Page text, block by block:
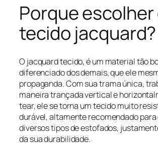
Porque escolher
tecido jacquard?
O jacquard tecido, é um material tão
diferenciado dos demais, que ele
propaganda. Com sua trama única,
maneira trançada vertical e
tear, ele se torna um tecido muito
durável, altamente recomendado para
diversos tipos de estofados,
da sua durabilidade.